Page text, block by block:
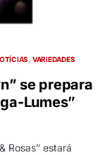
VARIEDADES
se prepara
Lumes”
Rosas” estará